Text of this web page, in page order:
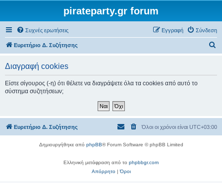
pirateparty.gr forum
Συχνές ερωτήσεις Σύνδεση
Εγγραφή
Ευρετήριο Δ. Συζήτησης
σ
Διαγραφή cookies
Είστε σίγουρος (-η) ότι θέλετε να διαγράψετε όλα τα cookies από αυτό το
σύστημα συζητήσεων;
Ευρετήριο Δ. Συζήτησης Όλοι οι χρόνοι είναι UTC+03:00
Δημιουργήθηκε από phpBB® Forum Software © phpBB Limited
Ελληνική μετάφραση από το phpbbgr.com
Απόρρητο|Όροι